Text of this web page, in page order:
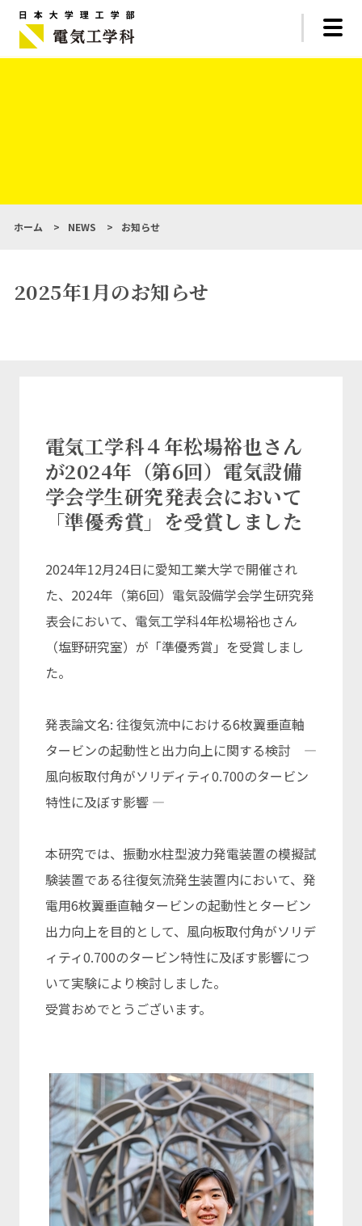
ホーム > NEWS > お知らせ
2025年1月のお知らせ
電気工学科４年松場裕也さん
が2024年（第6回）電気設備
学会学生研究発表会において
「準優秀賞」を受賞しました
2024年12月24日に愛知工業大学で開催され
た、2024年（第6回）電気設備学会学生研究発
表会において、電気工学科4年松場裕也さん
（塩野研究室）が「準優秀賞」を受賞しまし
た。
発表論文名: 往復気流中における6枚翼垂直軸
タービンの起動性と出力向上に関する検討 ―
風向板取付角がソリディティ0.700のタービン
特性に及ぼす影響 ―
本研究では、振動水柱型波力発電装置の模擬試
験装置である往復気流発生装置内において、発
電用6枚翼垂直軸タービンの起動性とタービン
出力向上を目的として、風向板取付角がソリデ
ィティ0.700のタービン特性に及ぼす影響につ
いて実験により検討しました。
受賞おめでとうございます。